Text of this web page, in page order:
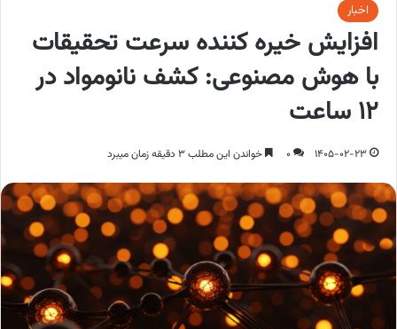
اخبار
افزایش خیره کننده سرعت تحقیقات
با هوش مصنوعی: کشف نانومواد در
۱۲ ساعت
1405-02-23
0 خواندن این مطلب 3 دقیقه زمان میبرد